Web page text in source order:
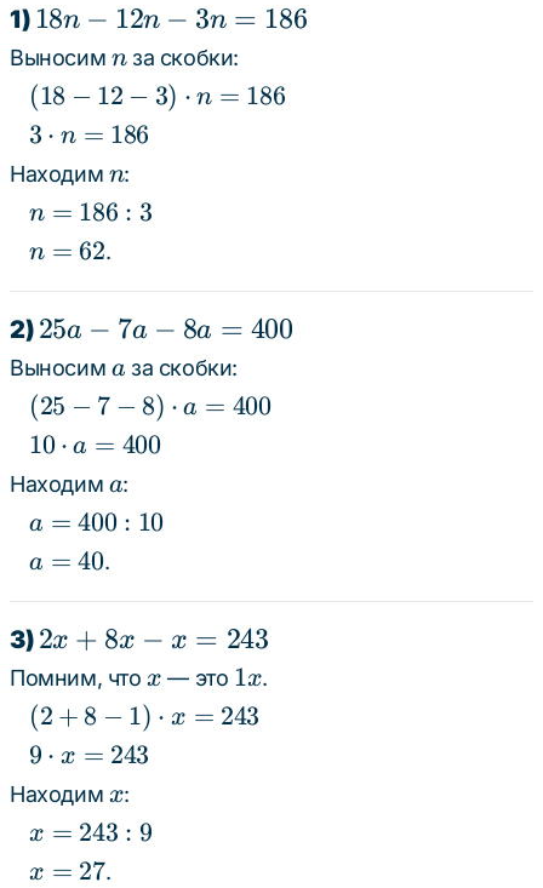
1) 18n
-
12n
-
=
186
18n − 12n − 3n = 186
Выносим n
nза скобки:
(18 -
12 -
\cdot
n =
186
(18 − 12 − 3) ⋅ n = 186
3
\cdot
n =
186
3 ⋅ n = 186
Находим n
n:
n
=
n = 186 : 3
n
62
n = 62.
2) 25a
-
7a
-
=
400
25a − 7a − 8a = 400
Выносим a
a за скобки:
(25 -
7 - 8)
a =
400
(25 − 7 − 8) ⋅ a = 400
10
\cdot
a =
400
10 ⋅ a = 400
Находим a
a:
a
=
10
a = 400 : 10
a
40
a = 40.
3) 2x
+
8x
- x
243
2x + 8x − x = 243
Помним, чтоx
x — это 1x
1x.
(2 +
8 - 1)
x =
243
(2 + 8 − 1) ⋅ x = 243
9
\cdot
x =
243
9 ⋅ x = 243
Находим x
x:
x
=
x = 243 : 9
x
x = 27.